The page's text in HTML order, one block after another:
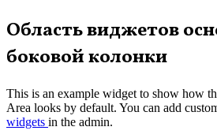
Перейти
к
содержимому
Область виджетов
боковой колонки
This is an example widget to show how
Area looks by default. You can add
widgets in the admin.